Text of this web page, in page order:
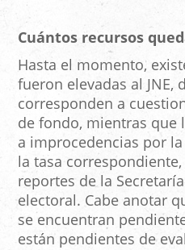
Cuántos recursos
Hasta el momento,
fueron elevadas al JNE,
corresponden a
de fondo, mientras que
a improcedencias por
la tasa
reportes de la
electoral. Cabe anotar
se encuentran
están pendientes de